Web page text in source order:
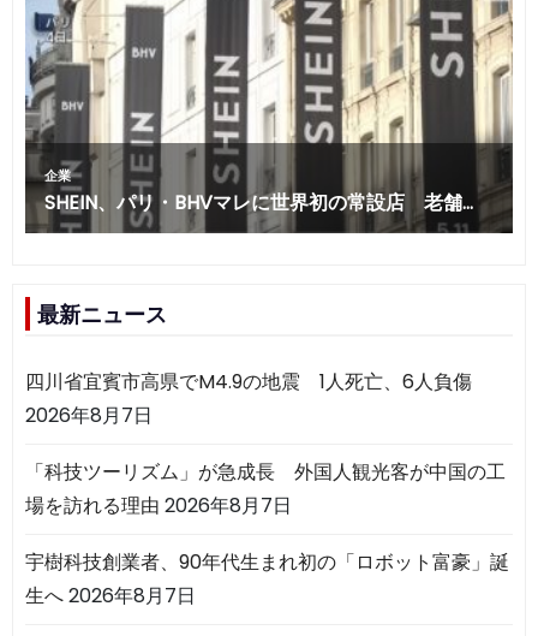
最新ニュース
四川省宜賓市高県でM4.9の地震 1人死亡、6人負傷
2026年8月7日
「科技ツーリズム」が急成長 外国人観光客が中国の工
場を訪れる理由 2026年8月7日
宇樹科技創業者、90年代生まれ初の「ロボット富豪」誕
生へ2026年8月7日